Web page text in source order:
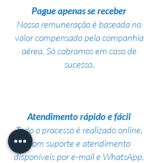
Pague apenas se receber
Nossa remuneração é baseada no
valor compensado pela companhia
aérea. Só cobramos em caso de
sucesso.
Atendimento rápido e fácil
Todo o processo é realizado online,
com suporte e atendimento
disponíveis por e-mail e WhatsApp.